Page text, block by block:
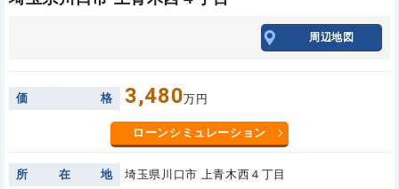
周辺地図
価 格 3,480万円
ローンシミュレーション
所 在 地 埼玉県川口市 上青木西４丁目